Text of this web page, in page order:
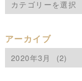
アーカイブ